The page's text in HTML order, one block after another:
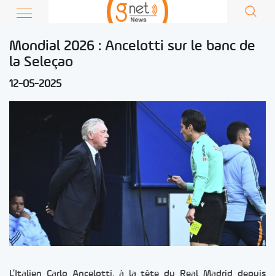
Mondial 2026 : Ancelotti sur le banc de
la Seleçao
12-05-2025
L’Italien Carlo Ancelotti, à la tête du Real Madrid depuis